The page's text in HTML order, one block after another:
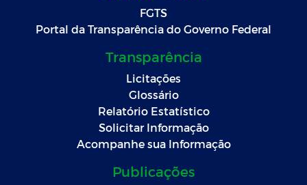
FGTS
Portal da Transparência do Governo Federal
Transparência
Licitações
Glossário
Relatório Estatístico
Solicitar Informação
Acompanhe sua Informação
Publicações